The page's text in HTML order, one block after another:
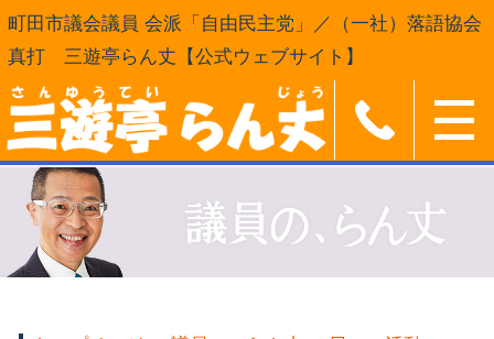
町田市議会議員 会派「自由民主党」／（一社）落語協会
真打 三遊亭らん丈【公式ウェブサイト】